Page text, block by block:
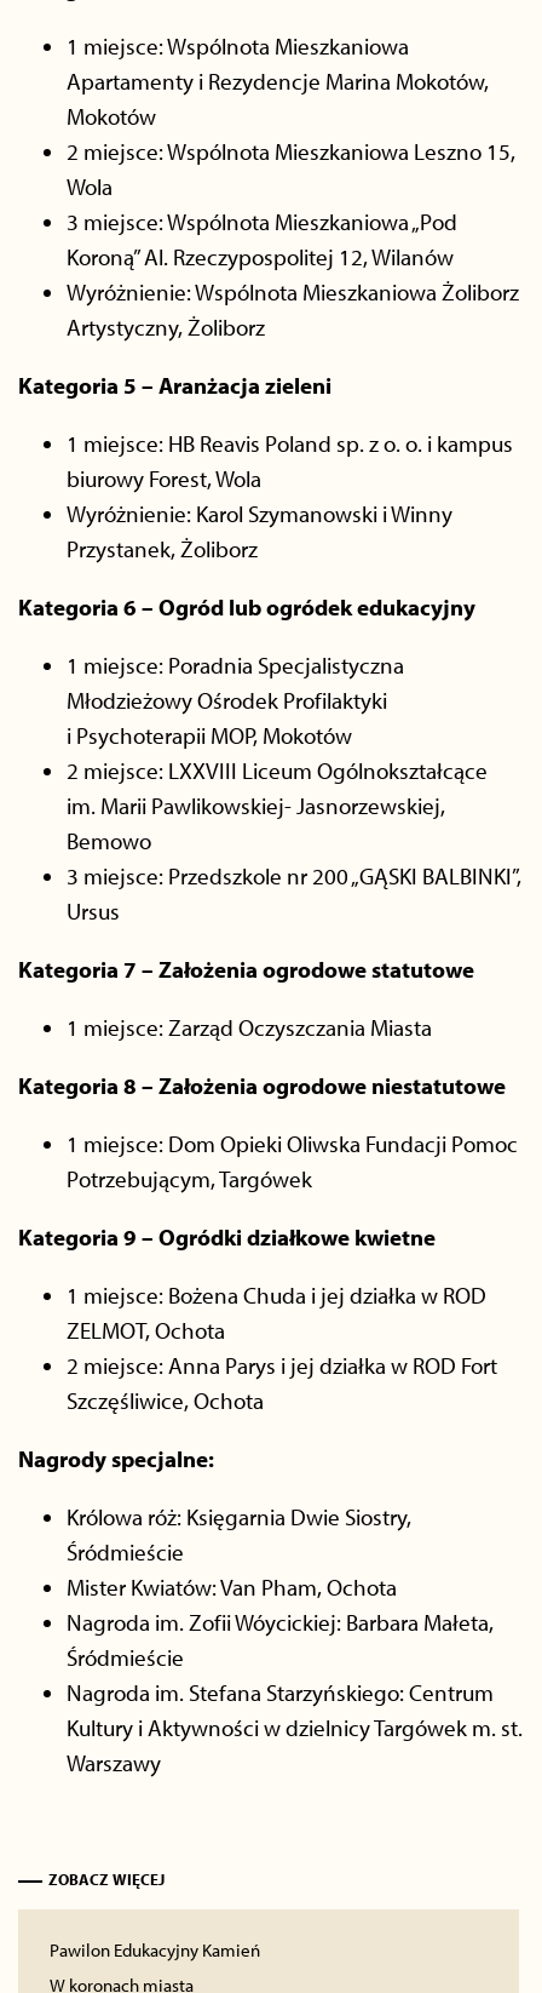
1 miejsce: Wspólnota Mieszkaniowa
Apartamenty i Rezydencje Marina Mokotów,
Mokotów
2 miejsce: Wspólnota Mieszkaniowa Leszno 15,
Wola
3 miejsce: Wspólnota Mieszkaniowa „Pod
Koroną” Al. Rzeczypospolitej 12, Wilanów
Wyróżnienie: Wspólnota Mieszkaniowa Żoliborz
Artystyczny, Żoliborz
Kategoria 5 – Aranżacja zieleni
1 miejsce: HB Reavis Poland sp. z o. o. i kampus
biurowy Forest, Wola
Wyróżnienie: Karol Szymanowski i Winny
Przystanek, Żoliborz
Kategoria 6 – Ogród lub ogródek edukacyjny
1 miejsce: Poradnia Specjalistyczna
Młodzieżowy Ośrodek Profilaktyki
i Psychoterapii MOP, Mokotów
2 miejsce: LXXVIII Liceum Ogólnokształcące
im. Marii Pawlikowskiej- Jasnorzewskiej,
Bemowo
3 miejsce: Przedszkole nr 200 „GĄSKI BALBINKI”,
Ursus
Kategoria 7 – Założenia ogrodowe statutowe
1 miejsce: Zarząd Oczyszczania Miasta
Kategoria 8 – Założenia ogrodowe niestatutowe
1 miejsce: Dom Opieki Oliwska Fundacji Pomoc
Potrzebującym, Targówek
Kategoria 9 – Ogródki działkowe kwietne
1 miejsce: Bożena Chuda i jej działka w ROD
ZELMOT, Ochota
2 miejsce: Anna Parys i jej działka w ROD Fort
Szczęśliwice, Ochota
Nagrody specjalne:
Królowa róż: Księgarnia Dwie Siostry,
Śródmieście
Mister Kwiatów: Van Pham, Ochota
Nagroda im. Zofii Wóycickiej: Barbara Małeta,
Śródmieście
Nagroda im. Stefana Starzyńskiego: Centrum
Kultury i Aktywności w dzielnicy Targówek m. st.
Warszawy
ZOBACZ WIĘCEJ
Pawilon Edukacyjny Kamień
W koronach miasta